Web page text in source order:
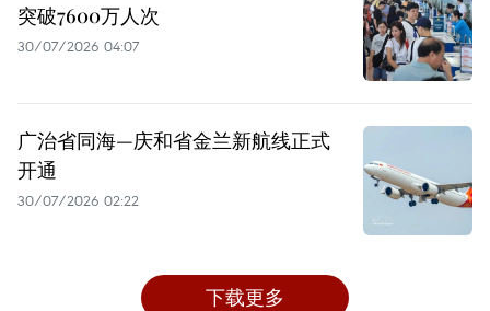
突破7600万人次
30/07/2026 04:07
广治省同海—庆和省金兰新航线正式
开通
30/07/2026 02:22
下载更多